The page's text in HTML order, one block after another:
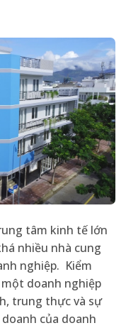
tâm kinh tế lớn
nhiều nhà cung
nghiệp. Kiểm
doanh nghiệp
trung thực và sự
của doanh